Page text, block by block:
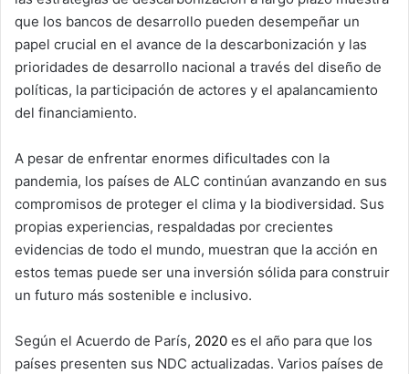
que los bancos de desarrollo pueden desempeñar un
papel crucial en el avance de la descarbonización y las
prioridades de desarrollo nacional a través del diseño de
políticas, la participación de actores y el apalancamiento
del financiamiento.
A pesar de enfrentar enormes dificultades con la
pandemia, los países de ALC continúan avanzando en sus
compromisos de proteger el clima y la biodiversidad. Sus
propias experiencias, respaldadas por crecientes
evidencias de todo el mundo, muestran que la acción en
estos temas puede ser una inversión sólida para construir
un futuro más sostenible e inclusivo.
Según el Acuerdo de París, 2020 es el año para que los
países presenten sus NDC actualizadas. Varios países de